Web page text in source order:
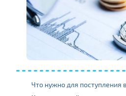
Что нужно для поступления